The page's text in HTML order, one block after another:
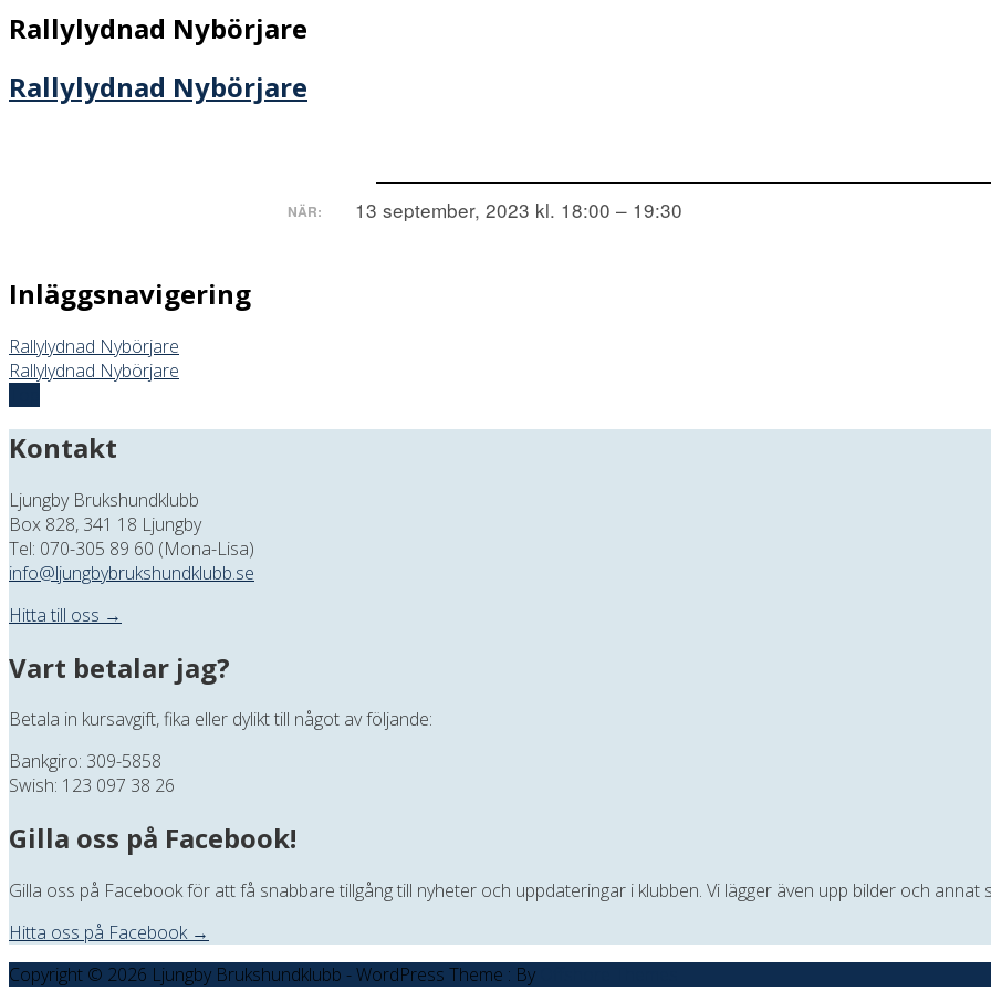
Rallylydnad Nybörjare
Rallylydnad Nybörjare
NÄR: 13 september, 2023 kl. 18:00 – 19:30
Inläggsnavigering
Rallylydnad Nybörjare
Rallylydnad Nybörjare
Kontakt
Ljungby Brukshundklubb
Box 828, 341 18 Ljungby
Tel: 070-305 89 60 (Mona-Lisa)
info@ljungbybrukshundklubb.se
Hitta till oss →
Vart betalar jag?
Betala in kursavgift, fika eller dylikt till något av följande:
Bankgiro: 309-5858
Swish: 123 097 38 26
Gilla oss på Facebook!
Gilla oss på Facebook för att få snabbare tillgång till nyheter och uppdateringar i klubben. Vi lägger även upp bilder och
Hitta oss på Facebook →
Copyright © 2026 Ljungby Brukshundklubb - WordPress Theme : By